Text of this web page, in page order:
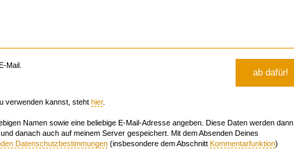
Mail.
verwenden kannst, steht hier.
Namen sowie eine beliebige E-Mail-Adresse angeben. Diese Daten werden dann
danach auch auf meinem Server gespeichert. Mit dem Absenden Deines
Datenschutzbestimmungen (insbesondere dem Abschnitt Kommentarfunktion)